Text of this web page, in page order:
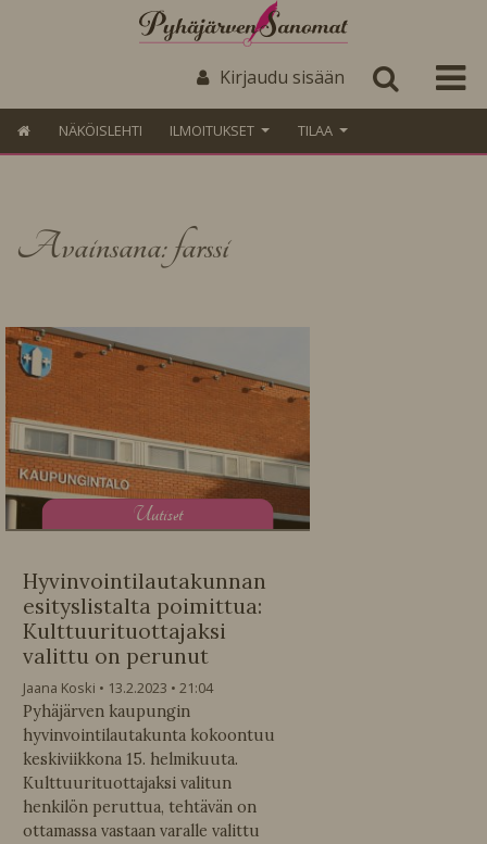
Kirjaudu sisään
NÄKÖISLEHTI ILMOITUKSET TILAA
Avainsana: farssi
Uutiset
Hyvinvointilautakunnan
esityslistalta poimittua:
Kulttuurituottajaksi
valittu on perunut
Jaana Koski 13.2.2023
21:04
Pyhäjärven kaupungin
hyvinvointilautakunta kokoontuu
keskiviikkona 15. helmikuuta.
Kulttuurituottajaksi valitun
henkilön peruttua, tehtävän on
ottamassa vastaan varalle valittu